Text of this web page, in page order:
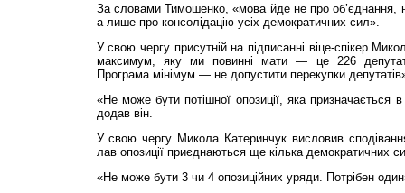
За словами Тимошенко, «мова йде не про об’єднання,
а лише про консолідацію усіх демократичних сил».
У свою чергу присутній на підписанні віце-спікер
максимум, яку ми повинні мати — це 226 депутатів
Програма мінімум — не допустити перекупки
«Не може бути потішної опозиції, яка призначається
додав він.
У свою чергу Микола Катеринчук висловив
лав опозиції приєднаються ще кілька демократичних
«Не може бути 3 чи 4 опозиційних уряди. Потрібен